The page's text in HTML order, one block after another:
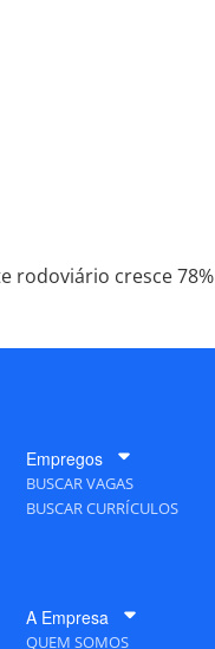
rodoviário cresce 78%
Empregos
BUSCAR VAGAS
BUSCAR CURRÍCULOS
A Empresa
QUEM SOMOS